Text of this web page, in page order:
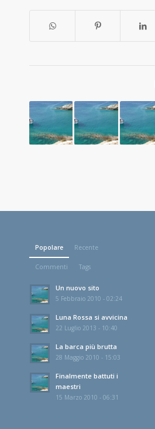
Popolare Recente
Commenti Tags
Un nuovo sito
5 Febbraio 2010 - 02:24
Luna Rossa si avvicina
22 Luglio 2013 - 10:40
La barca più brutta
28 Maggio 2010 - 15:03
Finalmente battuti i
maestri
15 Marzo 2010 - 06:31